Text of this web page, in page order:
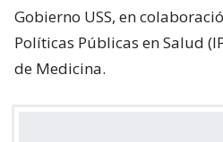
Gobierno USS, en
Políticas Públicas en Salud
de Medicina.